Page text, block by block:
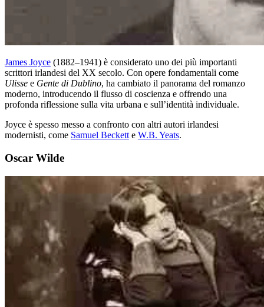
James Joyce (1882–1941) è considerato uno dei più importanti
scrittori irlandesi del XX secolo. Con opere fondamentali come
Ulisse e Gente di Dublino, ha cambiato il panorama del romanzo
moderno, introducendo il flusso di coscienza e offrendo una
profonda riflessione sulla vita urbana e sull’identità individuale.
Joyce è spesso messo a confronto con altri autori irlandesi
modernisti, come Samuel Beckett e W.B. Yeats.
Oscar Wilde